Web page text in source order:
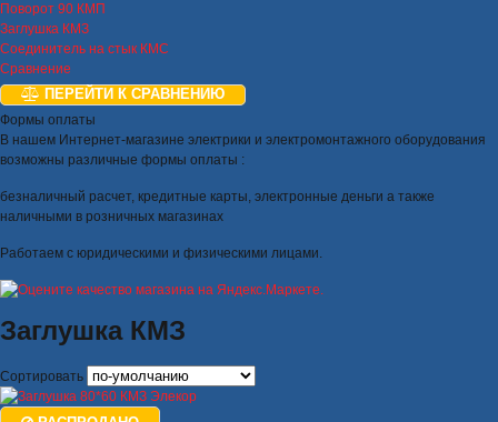
Поворот 90 КМП
Заглушка КМЗ
Соединитель на стык КМС
Сравнение
ПЕРЕЙТИ К СРАВНЕНИЮ
Формы оплаты
В нашем Интернет-магазине электрики и электромонтажного оборудования
возможны различные формы оплаты :
безналичный расчет, кредитные карты, электронные деньги а также
наличными в розничных магазинах
Работаем с юридическими и физическими лицами.
Заглушка КМЗ
Сортировать